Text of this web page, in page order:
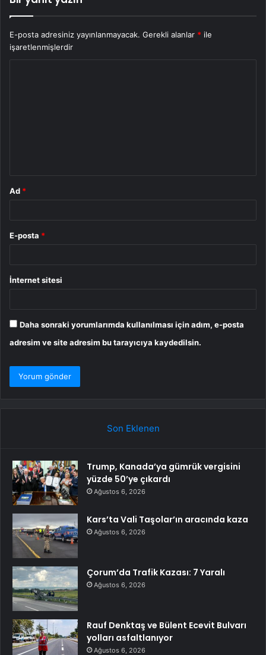
E-posta adresiniz yayınlanmayacak. Gerekli alanlar * ile
işaretlenmişlerdir
Ad *
E-posta *
İnternet sitesi
Daha sonraki yorumlarımda kullanılması için adım, e-posta
adresim ve site adresim bu tarayıcıya kaydedilsin.
Son Eklenen
Trump, Kanada’ya gümrük vergisini
yüzde 50’ye çıkardı
Ağustos 6, 2026
Kars’ta Vali Taşolar’ın aracında kaza
Ağustos 6, 2026
Çorum’da Trafik Kazası: 7 Yaralı
Ağustos 6, 2026
Rauf Denktaş ve Bülent Ecevit Bulvarı
yolları asfaltlanıyor
Ağustos 6, 2026